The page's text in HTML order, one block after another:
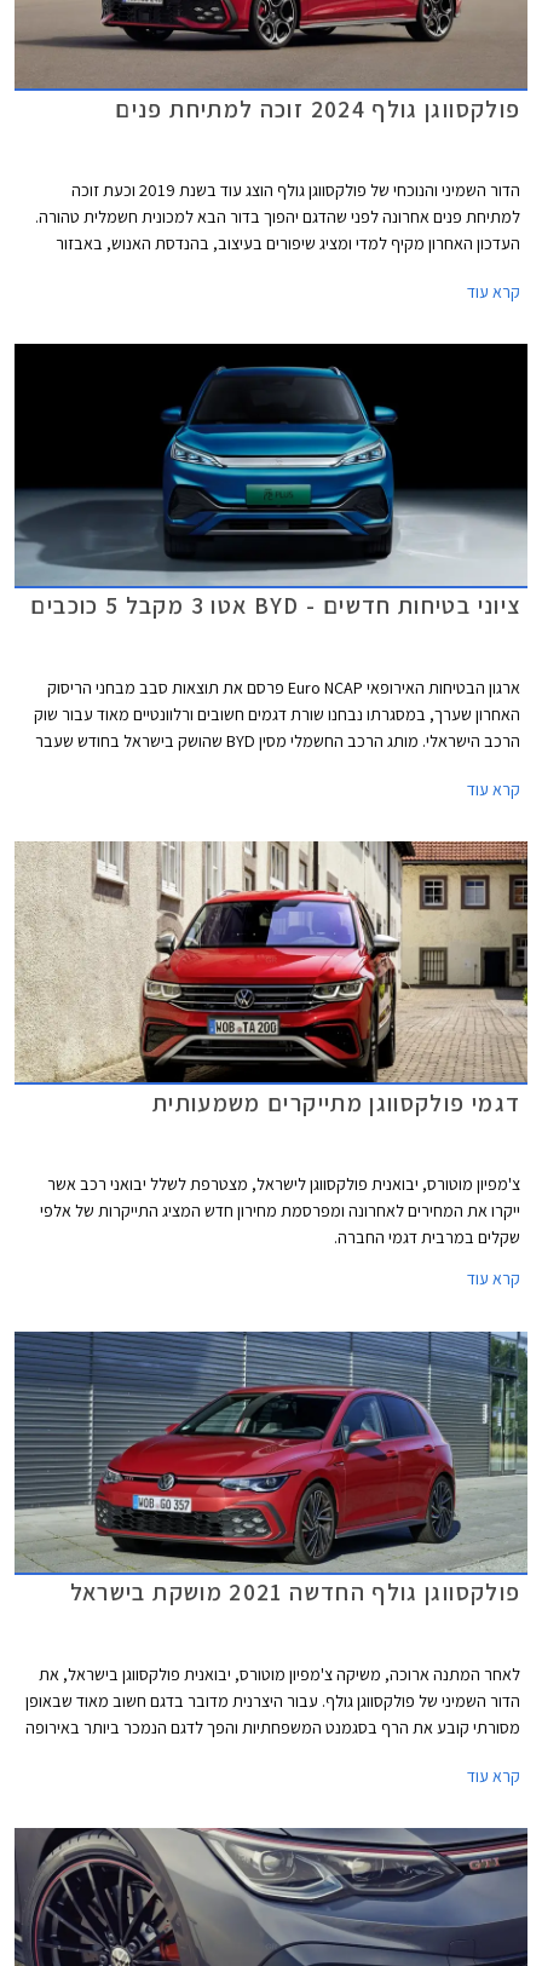
פולקסווגן גולף 2024 זוכה למתיחת פנים
הדור השמיני והנוכחי של פולקסווגן גולף הוצג עוד בשנת 2019 וכעת זוכה
למתיחת פנים אחרונה לפני שהדגם יהפוך בדור הבא למכונית חשמלית טהורה.
העדכון האחרון מקיף למדי ומציג שיפורים בעיצוב, בהנדסת האנוש, באבזור
מוותרת על תיבת ההילוכים הידנית עקב תקנות זיהום האוויר המחמירות בתקן
קרא עוד
ציוני בטיחות חדשים - BYD אטו 3 מקבל 5 כוכבים
ארגון הבטיחות האירופאי Euro NCAP פרסם את תוצאות סבב מבחני הריסוק
האחרון שערך, במסגרתו נבחנו שורת דגמים חשובים ורלוונטיים מאוד עבור שוק
הרכב הישראלי. מותג הרכב החשמלי מסין BYD שהושק בישראל בחודש שעבר
קרא עוד
דגמי פולקסווגן מתייקרים משמעותית
צ'מפיון מוטורס, יבואנית פולקסווגן לישראל, מצטרפת לשלל יבואני רכב אשר
ייקרו את המחירים לאחרונה ומפרסמת מחירון חדש המציג התייקרות של אלפי
שקלים במרבית דגמי החברה.
קרא עוד
פולקסווגן גולף החדשה 2021 מושקת בישראל
לאחר המתנה ארוכה, משיקה צ'מפיון מוטורס, יבואנית פולקסווגן בישראל, את
הדור השמיני של פולקסווגן גולף. עבור היצרנית מדובר בדגם חשוב מאוד שבאופן
מסורתי קובע את הרף בסגמנט המשפחתיות והפך לדגם הנמכר ביותר באירופה
פולקסווגן שומר על אותו מתכון מוצלח אך מותאם לזמננו וכולל תא נוסעים חדשני
ומערכות בטיחות אקטיביות מתקדמות המאפשרות נהיגה חצי-אוטונומית.
קרא עוד